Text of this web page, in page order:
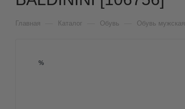
Главная Каталог Обувь Обувь мужская
%